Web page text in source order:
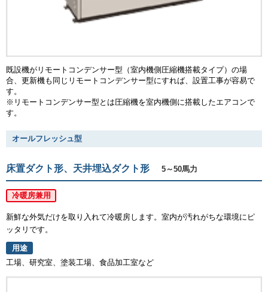
既設機がリモートコンデンサー型（室内機側圧縮機搭載タイプ）の場
合、更新機も同じリモートコンデンサー型にすれば、設置工事が容易で
す。
※リモートコンデンサー型とは圧縮機を室内機側に搭載したエアコンで
す。
オールフレッシュ型
床置ダクト形、天井埋込ダクト形 5～50馬力
冷暖房兼用
新鮮な外気だけを取り入れて冷暖房します。室内が汚れがちな環境にピ
ッタリです。
用途
工場、研究室、塗装工場、食品加工室など